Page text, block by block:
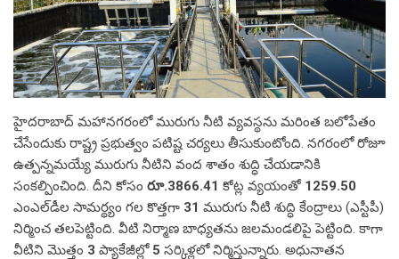
హైదరాబాద్ మహానగరంలో మురుగు నీటి వ్యవస్థను మరింత బలోపేతం
చేసేందుకు రాష్ట్ర ప్రభుత్వం పటిష్ట చర్యలు తీసుకుంటోంది. నగరంలో రోజూ
ఉత్పన్నమయ్యే మురుగు నీటిని వంద శాతం శుద్ధి చేయడానికి
సంకల్పించింది. దీని కోసం రూ.3866.41 కోట్ల వ్యయంతో 1259.50
ఎంఎల్‌డీల సామర్థ్యం గల కొత్తగా 31 మురుగు నీటి శుద్ధి కేంద్రాలు (ఎస్టీపీ)
నిర్మించ తలపెట్టింది. వీటి నిర్మాణ బాధ్యతను జలమండలిపై పెట్టింది. కాగా
వీటిని మొత్తం 3 ప్యాకేజీల్లో 5 సర్కిళ్లలో నిర్మిస్తున్నారు. అధునాతన